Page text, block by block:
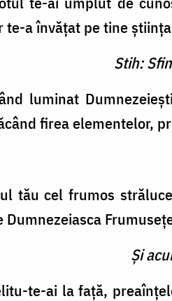
te-a învăţat pe tine
Stih:
luminat
firea elementelor,
tău cel frumos
Dumnezeiasca
Şi
te-ai la faţă,